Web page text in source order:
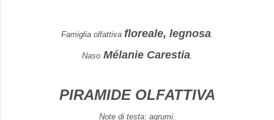
Famiglia olfattiva floreale, legnosa.
NasoMélanie Carestia.
PIRAMIDE OLFATTIVA
Note di testa: agrumi.